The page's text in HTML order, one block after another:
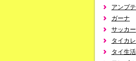
アンプ
ガーナ
サッカー
タイカ
タイ生活